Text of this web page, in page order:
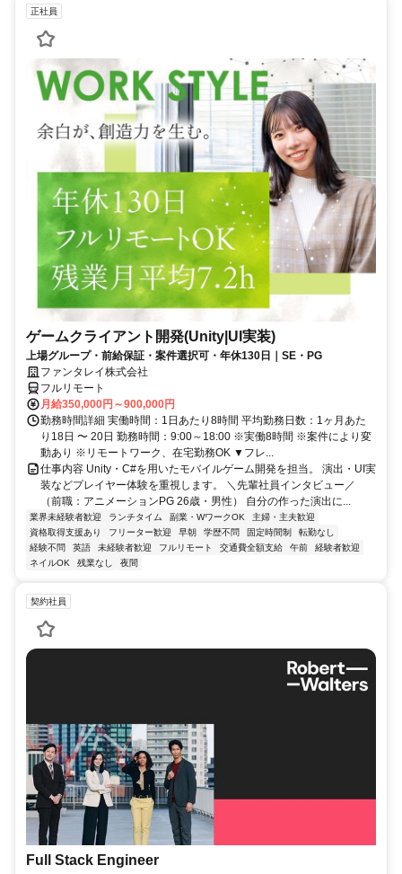
正社員
ゲームクライアント開発(Unity|UI実装)
上場グループ・前給保証・案件選択可・年休130日｜SE・PG
ファンタレイ株式会社
フルリモート
月給350,000円～900,000円
勤務時間詳細 実働時間：1日あたり8時間 平均勤務日数：1ヶ月あた
り18日 〜 20日 勤務時間：9:00～18:00 ※実働8時間 ※案件により変
動あり ※リモートワーク、在宅勤務OK ▼フレ...
仕事内容 Unity・C#を用いたモバイルゲーム開発を担当。 演出・UI実
装などプレイヤー体験を重視します。 ＼先輩社員インタビュー／
（前職：アニメーションPG 26歳・男性） 自分の作った演出に...
業界未経験者歓迎 ランチタイム 副業・WワークOK
主婦・主夫歓迎
資格取得支援あり
フリーター歓迎 早朝 学歴不問 固定時間制
転勤なし
経験不問
英語 未経験者歓迎 フルリモート 交通費全額支給 午前
経験者歓迎
ネイルOK
残業なし 夜間
契約社員
Full Stack Engineer